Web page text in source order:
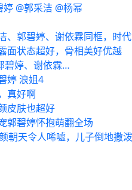
@郭采洁 @杨幂
、郭碧婷、谢依霖同框，时
面状态超好，骨相美好优越
碧婷、谢依霖…
婷 浪姐4
真好啊
皮肤也超好
郭碧婷怀抱萌翻全场
朝天令人唏嘘，儿子倒地撒